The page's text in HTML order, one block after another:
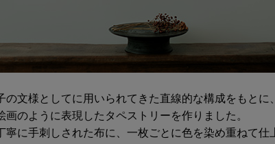
の文様としてに用いられてきた直線的な構成をもとに
画のように表現したタペストリーを作りました。
寧に手刺しされた布に、一枚ごとに色を染め重ねて仕